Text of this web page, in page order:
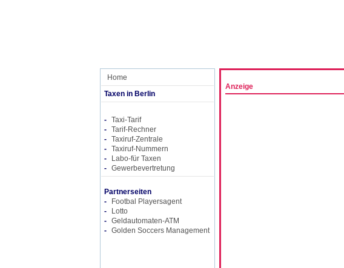
Home
Taxen in Berlin
- Taxi-Tarif
- Tarif-Rechner
- Taxiruf-Zentrale
- Taxiruf-Nummern
-
Labo-für Taxen
- Gewerbevertretung
Partnerseiten
-
Footbal Playersagent
-
Lotto
- Geldautomaten-ATM
- Golden Soccers Management
Anzeige